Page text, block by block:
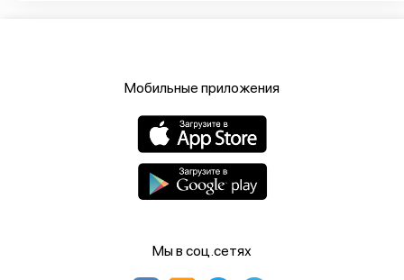
Мобильные приложения
Мы в соц.сетях